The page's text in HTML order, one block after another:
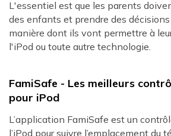
L'essentiel est que les parents
des enfants et prendre des
manière dont ils vont permettre à
l'iPod ou toute autre technologie.
FamiSafe - Les meilleurs
pour iPod
L’application FamiSafe est un
l’iPod pour suivre l’emplacement du